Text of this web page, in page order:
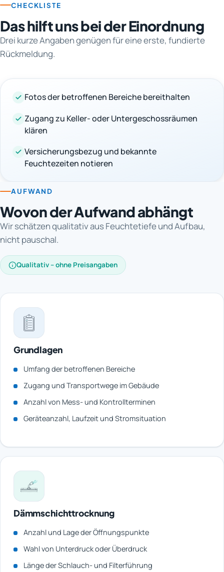
CHECKLISTE
Das hilft uns bei der Einordnung
Drei kurze Angaben genügen für eine erste, fundierte
Rückmeldung.
Fotos der betroffenen Bereiche bereithalten
Zugang zu Keller- oder Untergeschossräumen
klären
Versicherungsbezug und bekannte
Feuchtezeiten notieren
AUFWAND
Wovon der Aufwand abhängt
Wir schätzen qualitativ aus Feuchtetiefe und Aufbau,
nicht pauschal.
Qualitativ – ohne Preisangaben
Grundlagen
Umfang der betroffenen Bereiche
Zugang und Transportwege im Gebäude
Anzahl von Mess- und Kontrollterminen
Geräteanzahl, Laufzeit und Stromsituation
Dämmschichttrocknung
Anzahl und Lage der Öffnungspunkte
Wahl von Unterdruck oder Überdruck
Länge der Schlauch- und Filterführung